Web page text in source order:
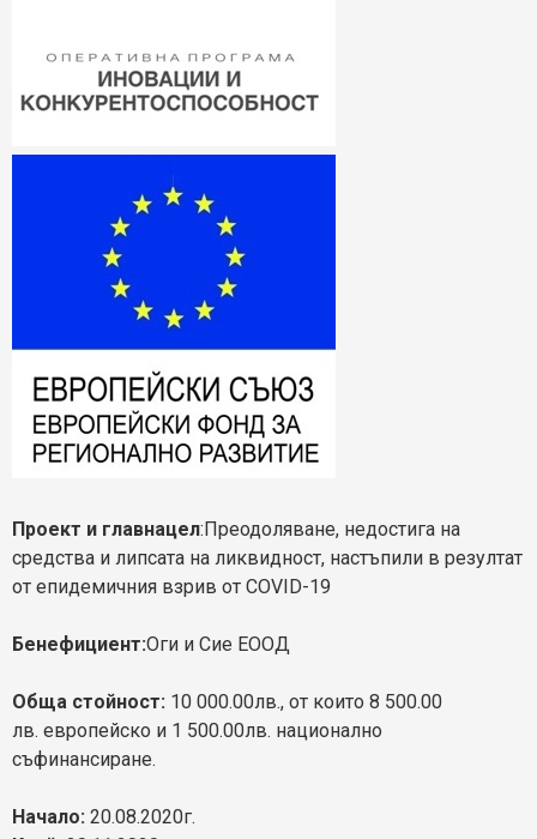
Проект и главнацел:Преодоляване, недостига на
средства и липсата на ликвидност, настъпили в резултат
от епидемичния взрив от COVID-19
Бенефициент:Оги и Сие ЕООД
Обща стойност: 10 000.00лв., от които 8 500.00
лв. европейско и 1 500.00лв. национално
съфинансиране.
Начало: 20.08.2020г.